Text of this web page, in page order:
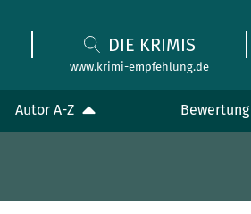
DIE KRIMIS
www.krimi-empfehlung.de
Autor A-Z Bewertung